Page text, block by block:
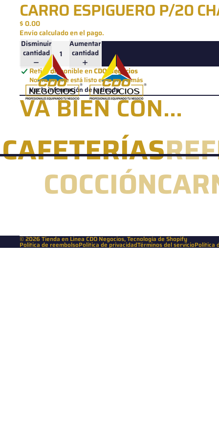
CARRO ESPIGUERO P/20
$ 0.00
Envío calculado en el pago.
Disminuir
cantidad
Aumentar
cantidad
Retiro disponible enCDO Negocios
Normalmente está listo en 5 días o más
Ver la información de la tienda
VA BIEN CON...
CAFETERÍAS
COCCIÓN
© 2026Tienda en Linea CDO Negocios,Tecnología de Shopify
Política de reembolsoPolítica de privacidadTérminos del servicioPolítica